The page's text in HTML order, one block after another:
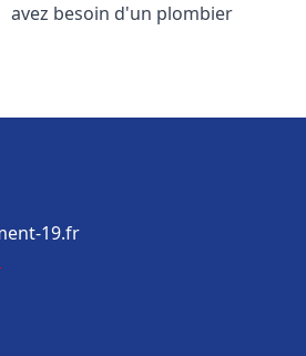
avez besoin d'un plombier
19.fr